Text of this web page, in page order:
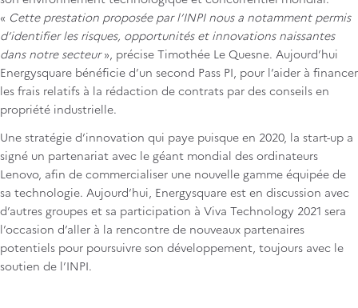
« Cette prestation proposée par l’INPI nous a notamment permis
d’identifier les risques, opportunités et innovations naissantes
dans notre secteur», précise Timothée Le Quesne. Aujourd’hui
Energysquare bénéficie d’un second Pass PI, pour l’aider à financer
les frais relatifs à la rédaction de contrats par des conseils en
propriété industrielle.
Une stratégie d’innovation qui paye puisque en 2020, la start-up a
signé un partenariat avec le géant mondial des ordinateurs
Lenovo, afin de commercialiser une nouvelle gamme équipée de
sa technologie. Aujourd’hui, Energysquare est en discussion avec
d’autres groupes et sa participation à Viva Technology 2021 sera
l’occasion d’aller à la rencontre de nouveaux partenaires
potentiels pour poursuivre son développement, toujours avec le
soutien de l’INPI.